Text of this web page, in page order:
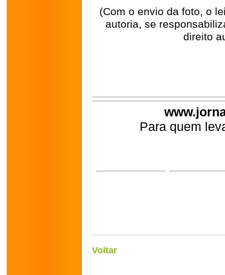
(Com o envio da foto, o
autoria, se
direito
Para quem
Voltar